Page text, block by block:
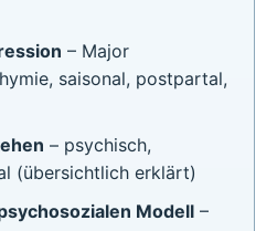
– Major
saisonal, postpartal,
– psychisch,
(übersichtlich erklärt)
Modell –